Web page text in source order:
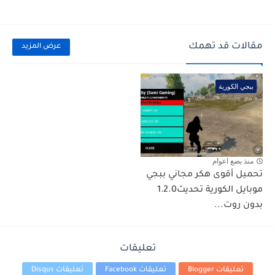
مقالات قد تهمك عرض المزيد
ببجي الكورية
منذ بضع اعوام
تحميل أقوى هكر مجاني ببجي
موبايل الكورية تحديث1.2.0
بدون روت...
تعليقات
تعليقات Blogger تعليقات Facebook تعليقات Disqus